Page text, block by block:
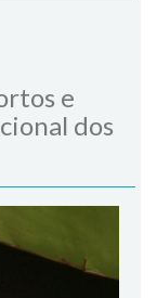
e
dos